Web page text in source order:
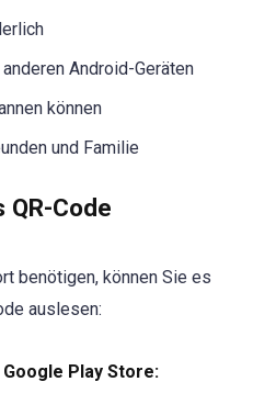
Android-Geräten
können
und Familie
QR-Code
benötigen, können Sie es
auslesen:
Play Store: